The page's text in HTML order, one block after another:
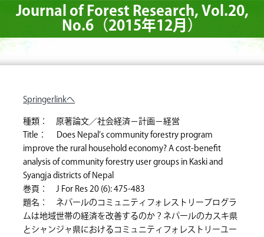
Journal of Forest Research, Vol.20,
No.6（2015年12月）
Springerlinkへ
種類： 原著論文／社会経済－計画－経営
Title： Does Nepal’s community forestry program
improve the rural household economy? A cost-benefit
analysis of community forestry user groups in Kaski and
Syangja districts of Nepal
巻頁： J For Res 20 (6): 475-483
題名： ネパールのコミュニティフォレストリープログラ
ムは地域世帯の経済を改善するのか？ネパールのカスキ県
とシャンジャ県におけるコミュニティフォレストリーユー